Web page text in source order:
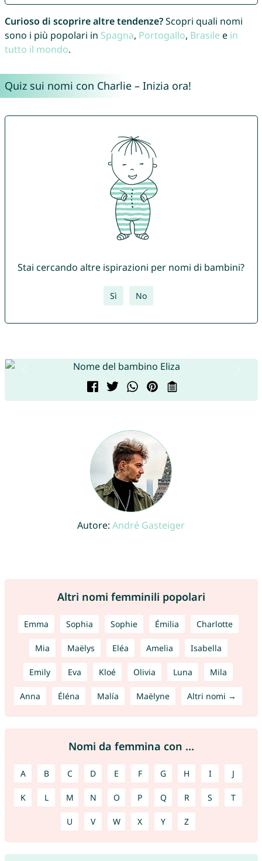
Curioso di scoprire altre tendenze?Scopri quali nomi
sono i più popolari in Spagna, Portogallo, Brasile e in
tutto il mondo.
Quiz sui nomi con Charlie – Inizia ora!
Stai cercando altre ispirazioni per nomi di bambini?
Sì No
Autore: André Gasteiger
Altri nomi femminili popolari
Emma Sophia Sophie Émilia Charlotte
Mia Maëlys Eléa Amelia Isabella
Emily Eva Kloé Olivia Luna Mila
Anna Éléna Malía Maëlyne Altri nomi →
Nomi da femmina con ...
A B C D E F G H I J
K L M N O P Q R S T
U V W X Y Z